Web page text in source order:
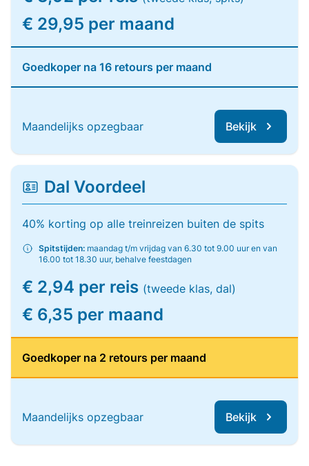
€ 29,95 per maand
Goedkoper na 16 retours per maand
Maandelijks opzegbaar Bekijk
Dal Voordeel
40% korting op alle treinreizen buiten de spits
Spitstijden: maandag t/m vrijdag van 6.30 tot 9.00 uur en van
16.00 tot 18.30 uur, behalve feestdagen
€ 2,94 per reis (tweede klas, dal)
€ 6,35 per maand
Goedkoper na 2 retours per maand
Maandelijks opzegbaar Bekijk